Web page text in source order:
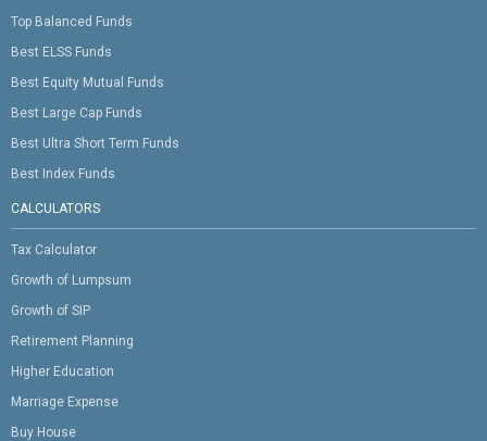
Top Balanced Funds
Best ELSS Funds
Best Equity Mutual Funds
Best Large Cap Funds
Best Ultra Short Term Funds
Best Index Funds
CALCULATORS
Tax Calculator
Growth of Lumpsum
Growth of SIP
Retirement Planning
Higher Education
Marriage Expense
Buy House